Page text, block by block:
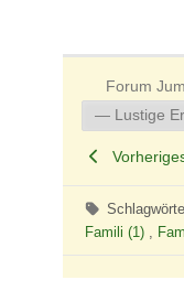
Forum
Famili (1) ,